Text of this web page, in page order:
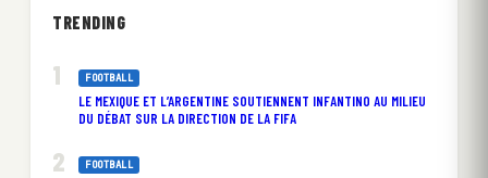
TRENDING
FOOTBALL
LE MEXIQUE ET L’ARGENTINE SOUTIENNENT INFANTINO AU MILIEU
DU DÉBAT SUR LA DIRECTION DE LA FIFA
FOOTBALL